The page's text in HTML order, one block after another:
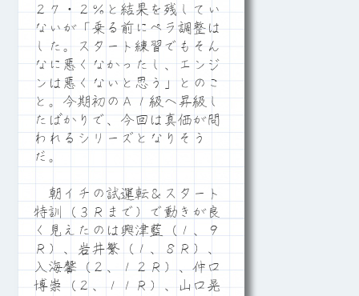
２７・２％と結果を残してい
ないが「乗る前にペラ調整は
した。スタート練習でもそん
なに悪くなかったし、エンジ
ンは悪くないと思う」とのこ
と。今期初のＡ１級へ昇級し
たばかりで、今回は真価が問
われるシリーズとなりそう
だ。
朝イチの試運転＆スタート
特訓（３Ｒまで）で動きが良
く見えたのは興津藍（１、９
Ｒ）、岩井繁（１、８Ｒ）、
入海馨（２、１２Ｒ）、仲口
博崇（２、１１Ｒ）、山口晃